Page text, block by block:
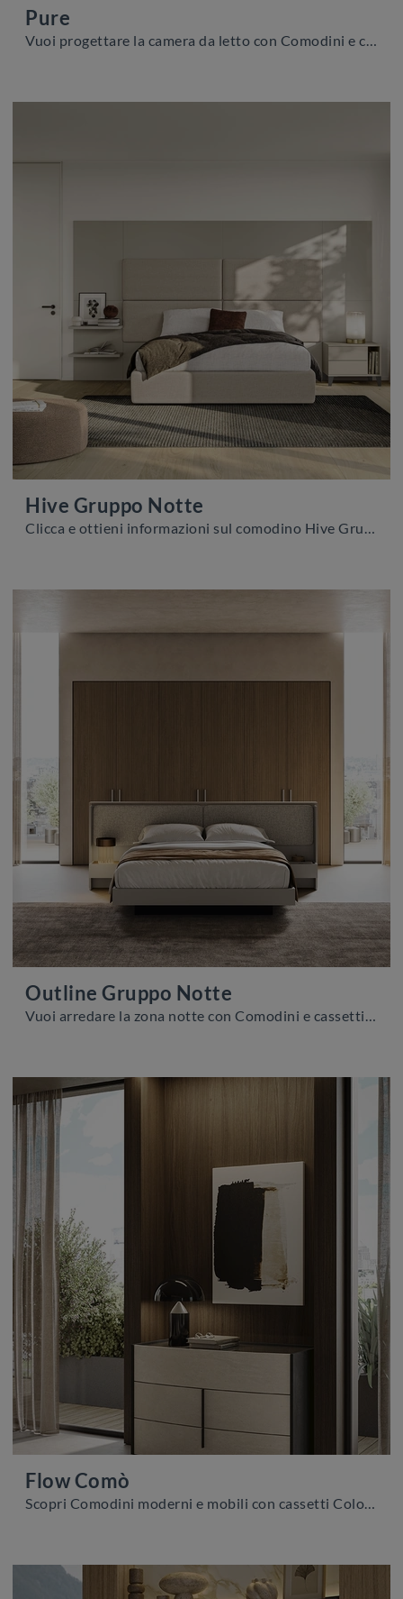
Pure
Vuoi progettare la camera da letto con Comodini e cassettiere di Calligaris? Ecco qui il modello Pure in legno per spazi design.
Hive Gruppo Notte
Clicca e ottieni informazioni sul comodino Hive Gruppo Notte: Comodini e cassettiere di Colombini Casa sono ideali per spazi moderni.
Outline Gruppo Notte
Vuoi arredare la zona notte con Comodini e cassettiere di Colombini Casa? Ecco qui il modello Outline Gruppo Notte in melaminico per spazi moderni.
Flow Comò
Scopri Comodini moderni e mobili con cassetti Colombini Casa! Il modello Flow Comò costruito in melaminico è l'acquisto perfetto.